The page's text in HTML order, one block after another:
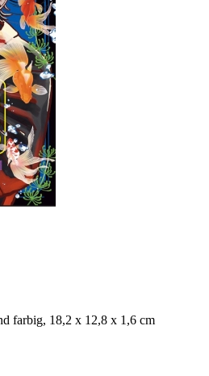
farbig, 18,2 x 12,8 x 1,6 cm